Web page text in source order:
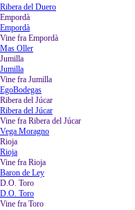
Ribera del Duero
Empordà
Empordà
Vine fra Empordà
Mas Oller
Jumilla
Jumilla
Vine fra Jumilla
EgoBodegas
Ribera del Júcar
Ribera del Júcar
Vine fra Ribera del Júcar
Vega Moragno
Rioja
Rioja
Vine fra Rioja
Baron de Ley
D.O. Toro
D.O. Toro
Vine fra Toro